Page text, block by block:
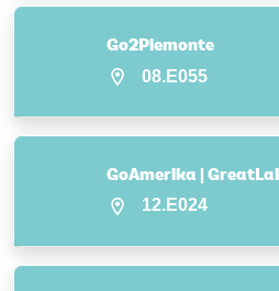
Go2Piemonte
08.E055
GoAmerika |
12.E024